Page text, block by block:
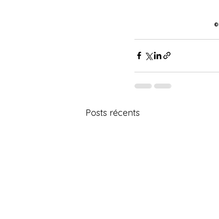
Posts récents